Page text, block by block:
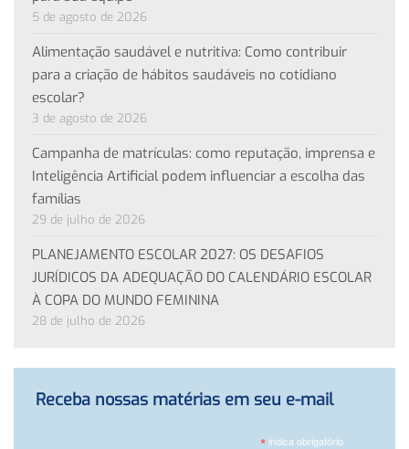
5 de agosto de 2026
Alimentação saudável e nutritiva: Como contribuir
para a criação de hábitos saudáveis no cotidiano
escolar?
3 de agosto de 2026
Campanha de matrículas: como reputação, imprensa e
Inteligência Artificial podem influenciar a escolha das
famílias
29 de julho de 2026
PLANEJAMENTO ESCOLAR 2027: OS DESAFIOS
JURÍDICOS DA ADEQUAÇÃO DO CALENDÁRIO ESCOLAR
À COPA DO MUNDO FEMININA
28 de julho de 2026
Receba nossas matérias em seu e-mail
*indica obrigatório